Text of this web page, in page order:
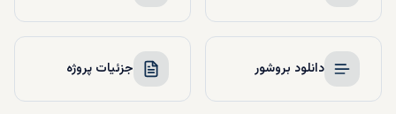
دانلود بروشور جزئیات پروژه